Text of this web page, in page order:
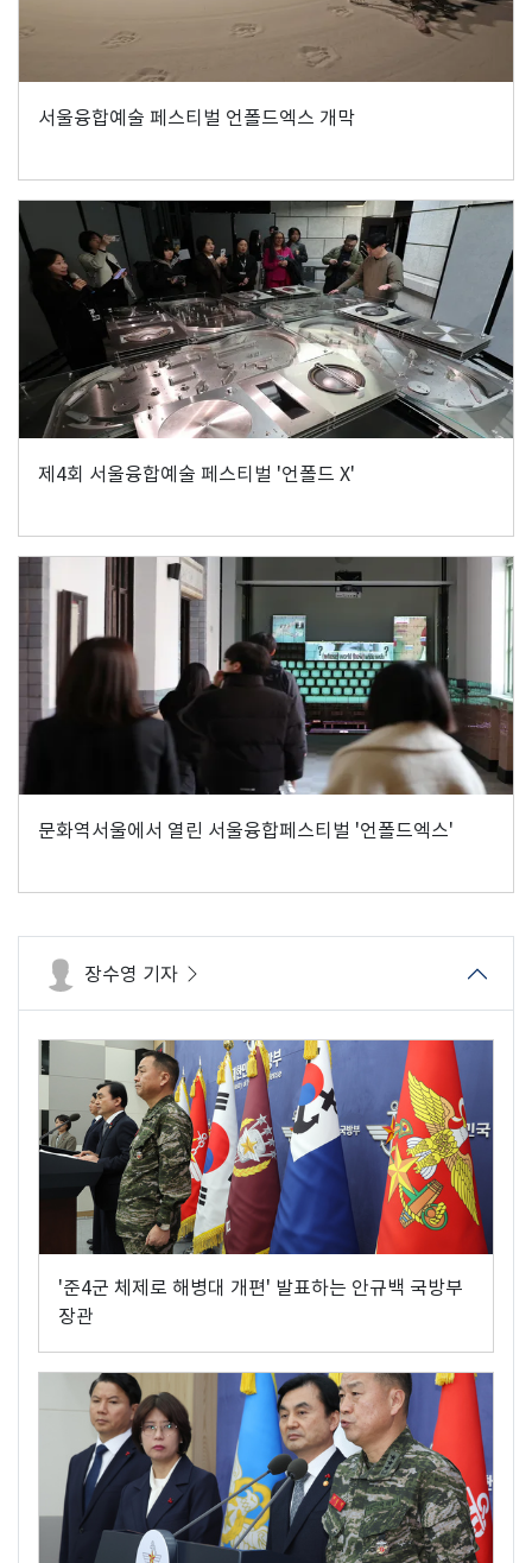
서울융합예술 페스티벌 언폴드엑스 개막
제4회 서울융합예술 페스티벌 '언폴드 X'
문화역서울에서 열린 서울융합페스티벌 '언폴드엑스'
장수영 기자
'준4군 체제로 해병대 개편' 발표하는 안규백 국방부
장관